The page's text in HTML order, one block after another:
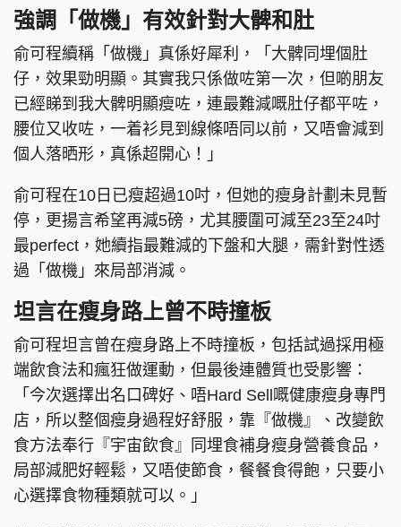
強調「做機」有效針對大髀和肚
俞可程續稱「做機」真係好犀利，「大髀同埋個肚
仔，效果勁明顯。其實我只係做咗第一次，但啲朋友
已經睇到我大髀明顯瘦咗，連最難減嘅肚仔都平咗，
腰位又收咗，一着衫見到線條唔同以前，又唔會減到
個人落晒形，真係超開心！」
俞可程在10日已瘦超過10吋，但她的瘦身計劃未見暫
停，更揚言希望再減5磅，尤其腰圍可減至23至24吋
最perfect，她續指最難減的下盤和大腿，需針對性透
過「做機」來局部消減。
坦言在瘦身路上曾不時撞板
俞可程坦言曾在瘦身路上不時撞板，包括試過採用極
端飲食法和瘋狂做運動，但最後連體質也受影響：
「今次選擇出名口碑好、唔Hard Sell嘅健康瘦身專門
店，所以整個瘦身過程好舒服，靠『做機』、改變飲
食方法奉行『宇宙飲食』同埋食補身瘦身營養食品，
局部減肥好輕鬆，又唔使節食，餐餐食得飽，只要小
心選擇食物種類就可以。」